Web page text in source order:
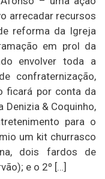
arrecadar recursos
reforma da Igreja
em prol da
envolver toda a
confraternização,
ficará por conta da
Denizia & Coquinho,
para o
um kit churrasco
dois fardos de
e o 2º […]